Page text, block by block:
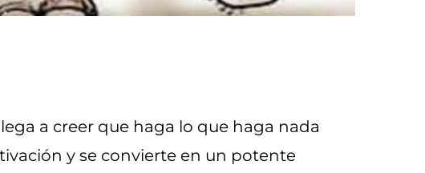
a creer que haga lo que haga nada
y se convierte en un potente